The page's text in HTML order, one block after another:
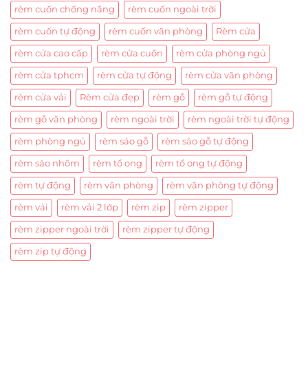
rèm cuốn chống nắng rèm cuốn ngoài trời
rèm cuốn tự động rèm cuốn văn phòng Rèm cửa
rèm cửa cao cấp rèm cửa cuốn rèm cửa phòng ngủ
rèm cửa tphcm rèm cửa tự động rèm cửa văn phòng
rèm cửa vải Rèm cửa đẹp rèm gỗ rèm gỗ tự động
rèm gỗ văn phòng rèm ngoài trời rèm ngoài trời tự động
rèm phòng ngủ rèm sáo gỗ rèm sáo gỗ tự động
rèm sáo nhôm rèm tổ ong rèm tổ ong tự động
rèm tự động rèm văn phòng rèm văn phòng tự động
rèm vải rèm vải 2 lớp rèm zip rèm zipper
rèm zipper ngoài trời rèm zipper tự động
rèm zip tự động